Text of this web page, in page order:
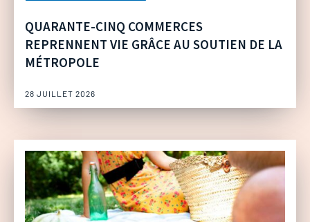
QUARANTE-CINQ COMMERCES
REPRENNENT VIE GRÂCE AU SOUTIEN DE LA
MÉTROPOLE
28 JUILLET 2026